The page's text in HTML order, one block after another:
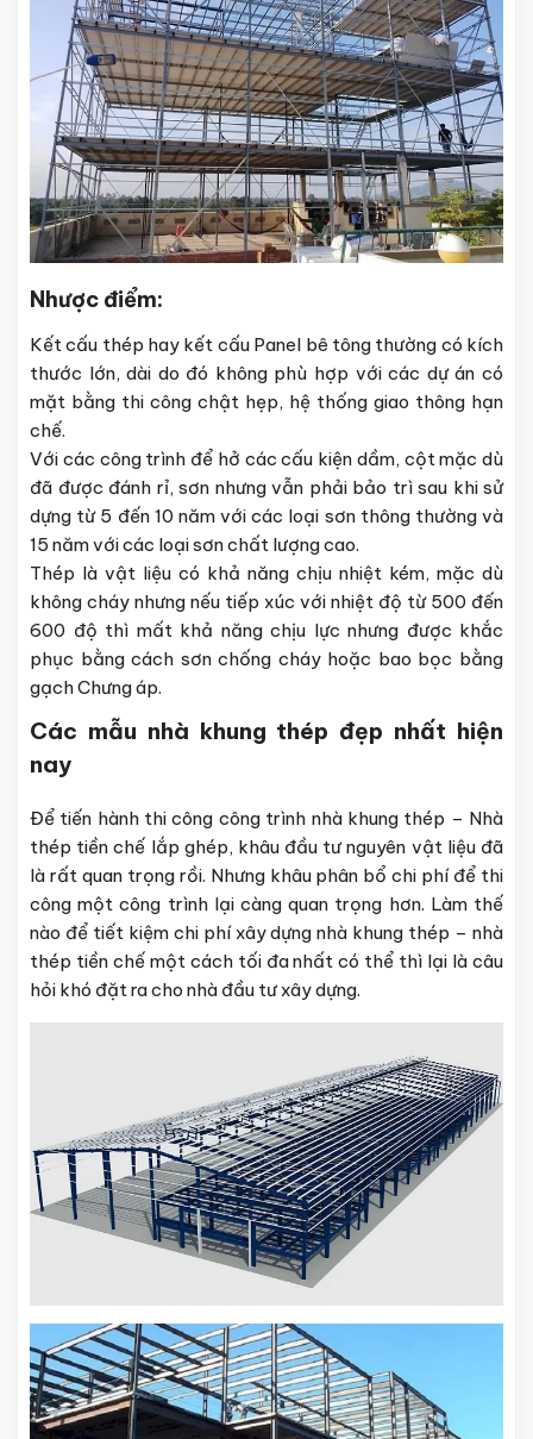
Nhược điểm:
Kết cấu thép hay kết cấu Panel bê tông thường có kích
thước lớn, dài do đó không phù hợp với các dự án có
mặt bằng thi công chật hẹp, hệ thống giao thông hạn
chế.
Với các công trình để hở các cấu kiện dầm, cột mặc dù
đã được đánh rỉ, sơn nhưng vẫn phải bảo trì sau khi sử
dựng từ 5 đến 10 năm với các loại sơn thông thường và
15 năm với các loại sơn chất lượng cao.
Thép là vật liệu có khả năng chịu nhiệt kém, mặc dù
không cháy nhưng nếu tiếp xúc với nhiệt độ từ 500 đến
600 độ thì mất khả năng chịu lực nhưng được khắc
phục bằng cách sơn chống cháy hoặc bao bọc bằng
gạch Chưng áp.
Các mẫu nhà khung thép đẹp nhất hiện
nay
Để tiến hành thi công công trình nhà khung thép – Nhà
thép tiền chế lắp ghép, khâu đầu tư nguyên vật liệu đã
là rất quan trọng rồi. Nhưng khâu phân bổ chi phí để thi
công một công trình lại càng quan trọng hơn. Làm thế
nào để tiết kiệm chi phí xây dựng nhà khung thép – nhà
thép tiền chế một cách tối đa nhất có thể thì lại là câu
hỏi khó đặt ra cho nhà đầu tư xây dựng.